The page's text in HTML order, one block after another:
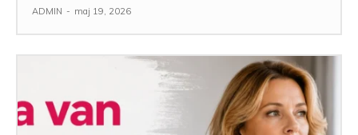
ADMIN - maj 19, 2026